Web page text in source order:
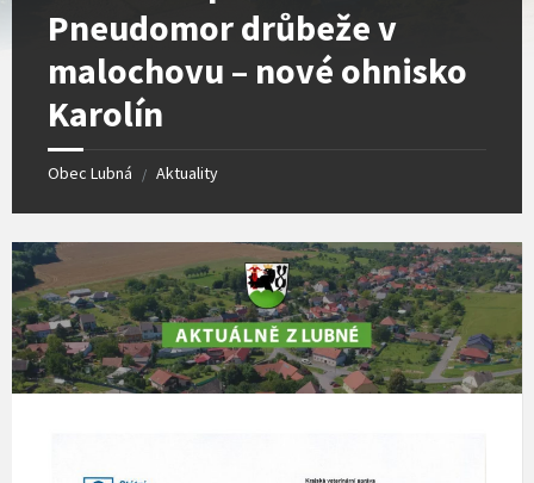
Pneudomor drůbeže v
malochovu – nové ohnisko
Karolín
Obec Lubná / Aktuality